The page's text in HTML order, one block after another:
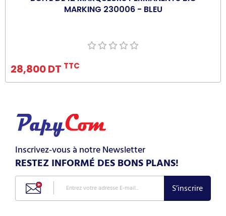
MARKING 230006 - BLEU
28,800 DT TTC
Inscrivez-vous à notre Newsletter
RESTEZ INFORMÉ DES BONS PLANS!